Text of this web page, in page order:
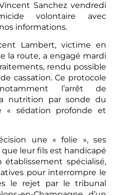
Sanchez vendredi
volontaire avec
informations.
Lambert, victime en
la route, a engagé mardi
rendu possible
cassation. Ce protocole
l’arrêt de
nutrition par sonde du
« sédation profonde et
une « folie », ses
leur fils est handicapé
spécialisé,
pour interrompre le
le rejet par le tribunal